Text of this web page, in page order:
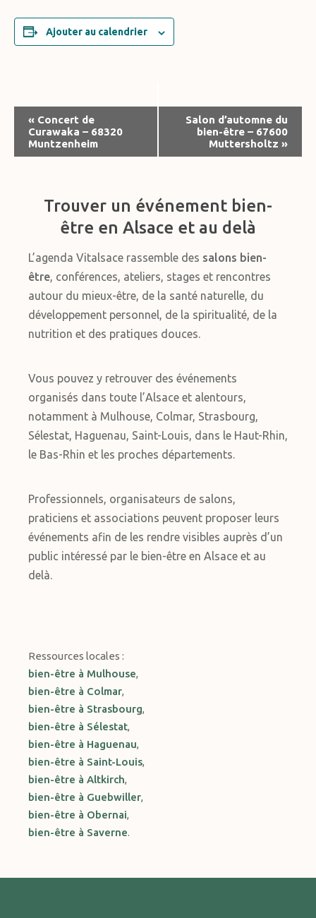
Ajouter au calendrier
Navigation
Évènement
« Concert de
Curawaka – 68320
Muntzenheim
Salon d’automne du
bien-être – 67600
Muttersholtz »
Trouver un événement bien-
être en Alsace et au delà
L’agenda Vitalsace rassemble des salons bien-
être, conférences, ateliers, stages et rencontres
autour du mieux-être, de la santé naturelle, du
développement personnel, de la spiritualité, de la
nutrition et des pratiques douces.
Vous pouvez y retrouver des événements
organisés dans toute l’Alsace et alentours,
notamment à Mulhouse, Colmar, Strasbourg,
Sélestat, Haguenau, Saint-Louis, dans le Haut-Rhin,
le Bas-Rhin et les proches départements.
Professionnels, organisateurs de salons,
praticiens et associations peuvent proposer leurs
événements afin de les rendre visibles auprès d’un
public intéressé par le bien-être en Alsace et au
delà.
Ressources locales :
bien-être à Mulhouse,
bien-être à Colmar,
bien-être à Strasbourg,
bien-être à Sélestat,
bien-être à Haguenau,
bien-être à Saint-Louis,
bien-être à Altkirch,
bien-être à Guebwiller,
bien-être à Obernai,
bien-être à Saverne.